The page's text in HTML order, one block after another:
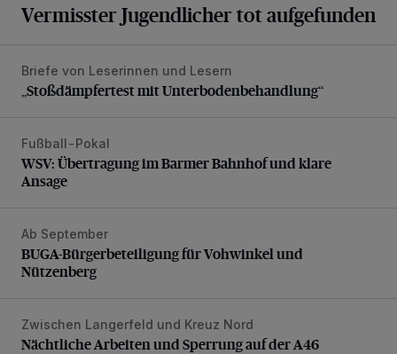
Vermisster Jugendlicher tot aufgefunden
„Stoßdämpfertest mit Unterbodenbehandlung“
Briefe von Leserinnen und Lesern
„Stoßdämpfertest mit Unterbodenbehandlung“
WSV: Übertragung im Barmer Bahnhof und klare Ansage
Fußball-Pokal
WSV: Übertragung im Barmer Bahnhof und klare
Ansage
BUGA-Bürgerbeteiligung für Vohwinkel und Nützenberg
Ab September
BUGA-Bürgerbeteiligung für Vohwinkel und
Nützenberg
Nächtliche Arbeiten und Sperrung auf der A46
Zwischen Langerfeld und Kreuz Nord
Nächtliche Arbeiten und Sperrung auf der A46